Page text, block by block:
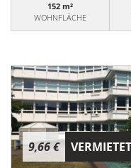
152 m²
WOHNFLÄCHE
9,66 € VERMIETET